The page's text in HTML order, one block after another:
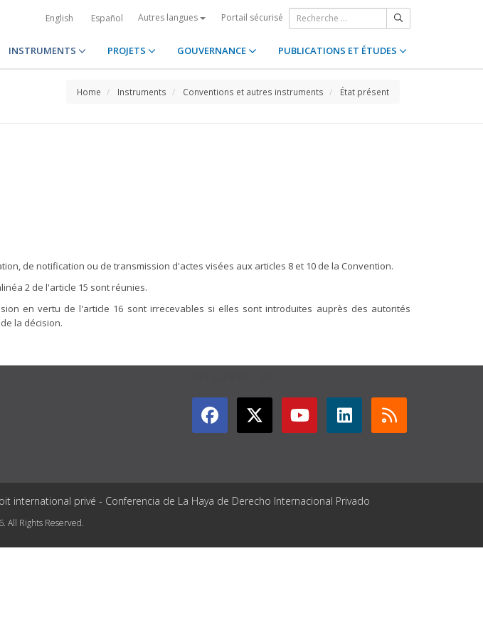
English Español Autres langues Portail sécurisé
INSTRUMENTS PROJETS GOUVERNANCE PUBLICATIONS ET ÉTUDES
Home Instruments Conventions et autres instruments État présent
de notification ou de transmission d'actes visées aux articles 8 et 10 de la Convention.
2 de l'article 15 sont réunies.
en vertu de l'article 16 sont irrecevables si elles sont introduites auprès des autorités
la décision.
international privé - Conferencia de La Haya de Derecho Internacional Privado
All Rights Reserved.